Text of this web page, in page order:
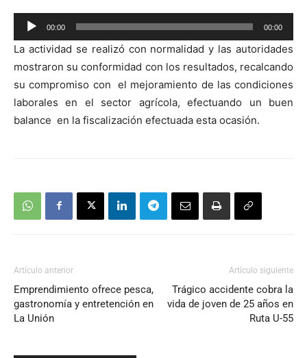
Reproductor
de
audio
00:00 00:00
La actividad se realizó con normalidad y las autoridades
mostraron su conformidad con los resultados, recalcando
su compromiso con el mejoramiento de las condiciones
laborales en el sector agrícola, efectuando un buen
balance en la fiscalización efectuada esta ocasión.
Artículo anterior
Emprendimiento ofrece pesca,
gastronomía y entretención en
La Unión
Artículo siguiente
Trágico accidente cobra la
vida de joven de 25 años en
Ruta U-55